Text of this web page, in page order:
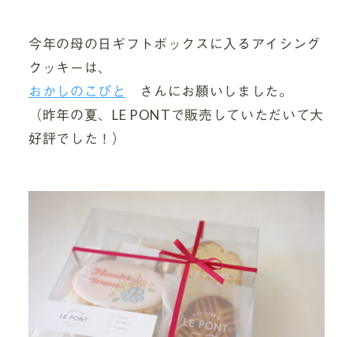
今年の母の日ギフトボックスに入るアイシング
クッキーは、
おかしのこびと
さんにお願いしました。
（昨年の夏、LE PONTで販売していただいて大
好評でした！）